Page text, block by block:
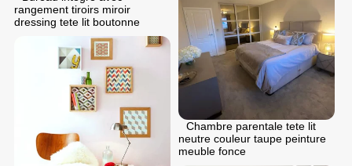
rangement tiroirs miroir
dressing tete lit boutonne
Chambre parentale tete lit
neutre couleur taupe peinture
meuble fonce